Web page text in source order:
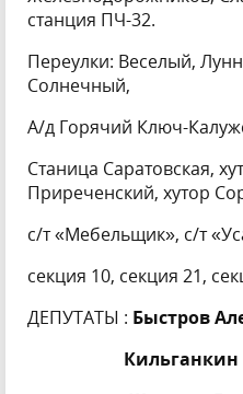
станция ПЧ-32.
Переулки: Веселый,
Солнечный,
А/д Горячий Ключ-
Станица Саратовская,
Приреченский, хутор
с/т «Мебельщик», с/т
секция 10, секция 21,
ДЕПУТАТЫ : Быстров
Кильганкин